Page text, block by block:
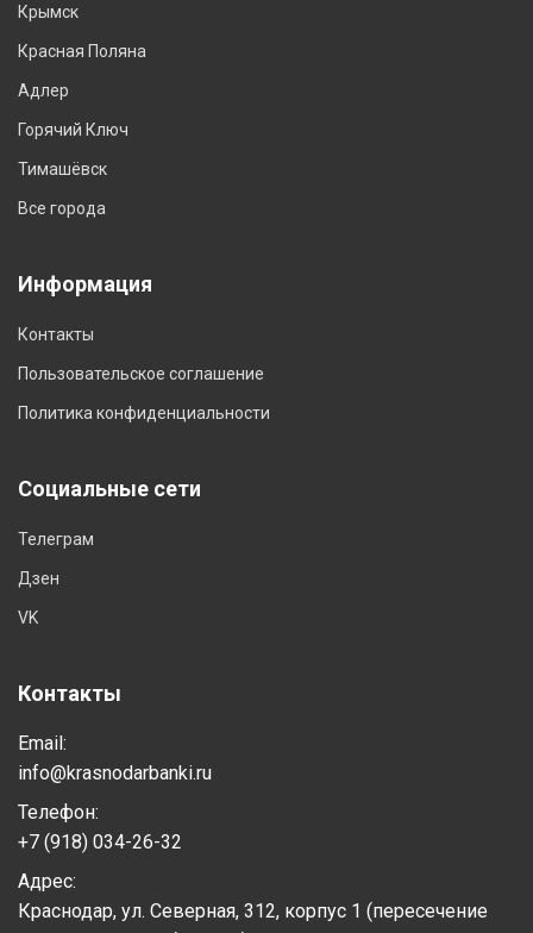
Крымск
Красная Поляна
Адлер
Горячий Ключ
Тимашёвск
Все города
Информация
Контакты
Пользовательское соглашение
Политика конфиденциальности
Социальные сети
Телеграм
Дзен
VK
Контакты
Email:
info@krasnodarbanki.ru
Телефон:
+7 (918) 034-26-32
Адрес:
Краснодар, ул. Северная, 312, корпус 1 (пересечение